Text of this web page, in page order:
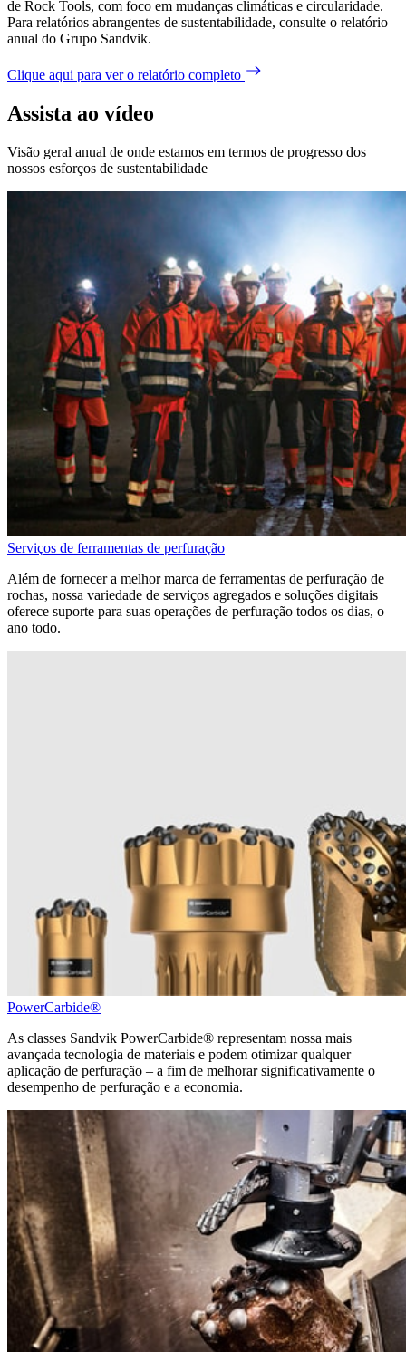
de Rock Tools, com foco em mudanças climáticas e circularidade.
Para relatórios abrangentes de sustentabilidade, consulte o relatório
anual do Grupo Sandvik.
Clique aqui para ver o relatório completo
Assista ao vídeo
Visão geral anual de onde estamos em termos de progresso dos
nossos esforços de sustentabilidade
Serviços de ferramentas de perfuração
Além de fornecer a melhor marca de ferramentas de perfuração de
rochas, nossa variedade de serviços agregados e soluções digitais
oferece suporte para suas operações de perfuração todos os dias, o
ano todo.
PowerCarbide®
As classes Sandvik PowerCarbide® representam nossa mais
avançada tecnologia de materiais e podem otimizar qualquer
aplicação de perfuração – a fim de melhorar significativamente o
desempenho de perfuração e a economia.